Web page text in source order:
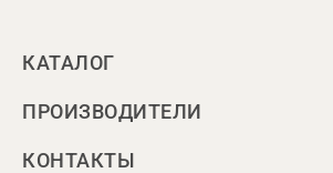
КАТАЛОГ
ПРОИЗВОДИТЕЛИ
КОНТАКТЫ